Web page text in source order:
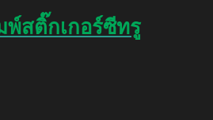
สติ๊กเกอร์ซีทรู